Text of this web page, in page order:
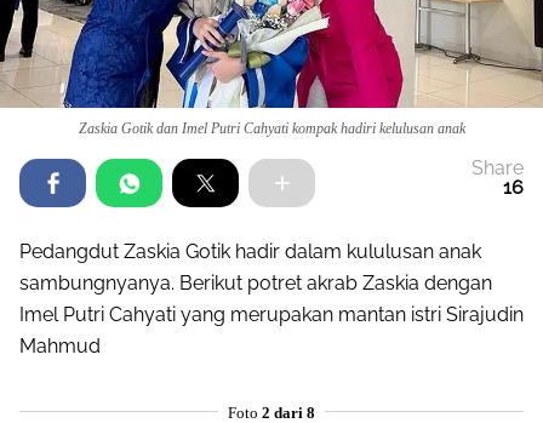
Zaskia Gotik dan Imel Putri Cahyati kompak hadiri kelulusan anak
Share
16
Pedangdut Zaskia Gotik hadir dalam kululusan anak
sambungnyanya. Berikut potret akrab Zaskia dengan
Imel Putri Cahyati yang merupakan mantan istri Sirajudin
Mahmud
Foto 2 dari 8